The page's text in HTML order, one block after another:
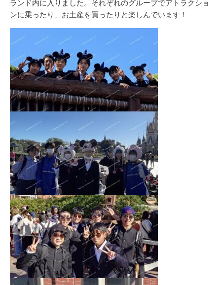
ー
ランド内に入りました。それぞれのグループでアトラクショ
ンに乗ったり、お土産を買ったりと楽しんでいます！